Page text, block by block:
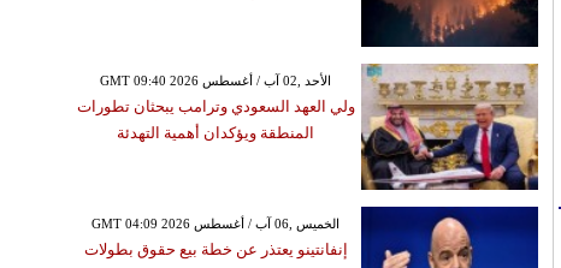
GMT 09:40 2026 الأحد ,02 آب / أغسطس
ولي العهد السعودي وترامب يبحثان تطورات
المنطقة ويؤكدان أهمية التهدئة
GMT 04:09 2026 الخميس ,06 آب / أغسطس
إنفانتينو يعتذر عن خطة بيع حقوق بطولات